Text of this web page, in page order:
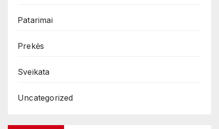
Patarimai
Prekės
Sveikata
Uncategorized